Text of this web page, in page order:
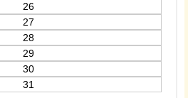
26
27
28
29
30
31